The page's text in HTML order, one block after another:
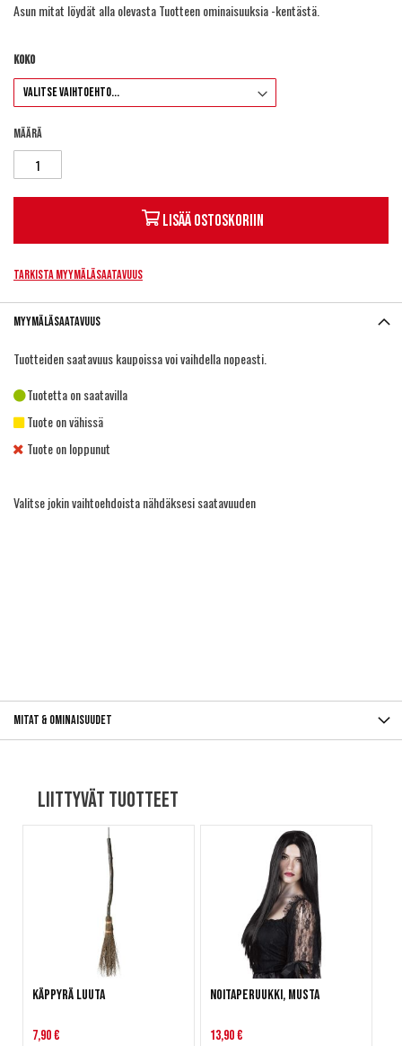
Asun mitat löydät alla olevasta Tuotteen ominaisuuksia -kentästä.
Koko
Määrä
Lisää ostoskoriin
Tarkista myymäläsaatavuus
Myymäläsaatavuus
Tuotteiden saatavuus kaupoissa voi vaihdella nopeasti.
Tuotetta on saatavilla
Tuote on vähissä
Tuote on loppunut
Valitse jokin vaihtoehdoista nähdäksesi saatavuuden
Mitat & ominaisuudet
Liittyvät tuotteet
Käppyrä Luuta
7,90 €
Noitaperuukki, musta
13,90 €